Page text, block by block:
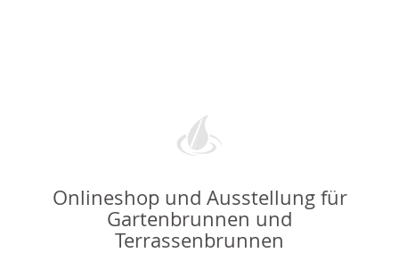
Onlineshop und Ausstellung für
Gartenbrunnen und
Terrassenbrunnen